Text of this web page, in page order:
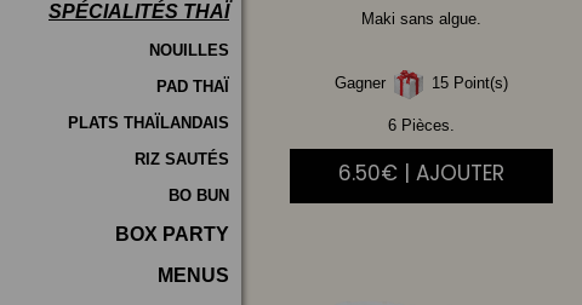
SPÉCIALITÉS THAÏ
NOUILLES
PAD THAÏ
PLATS THAÏLANDAIS
RIZ SAUTÉS
BO BUN
BOX PARTY
MENUS
Maki sans algue.
Gagner 15 Point(s)
6 Pièces.
6.50€ | AJOUTER